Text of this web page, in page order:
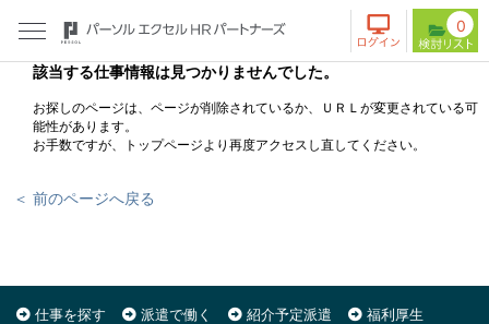
0
該当する仕事情報は見つかりませんでした。
お探しのページは、ページが削除されているか、ＵＲＬが変更されている可
能性があります。
お手数ですが、トップページより再度アクセスし直してください。
＜ 前のページへ戻る
仕事を探す 派遣で働く 紹介予定派遣
福利厚生